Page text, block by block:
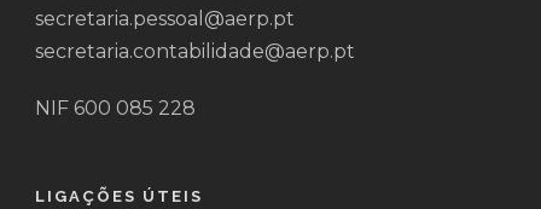
secretaria.pessoal@aerp.pt
secretaria.contabilidade@aerp.pt
NIF 600 085 228
LIGAÇÕES ÚTEIS